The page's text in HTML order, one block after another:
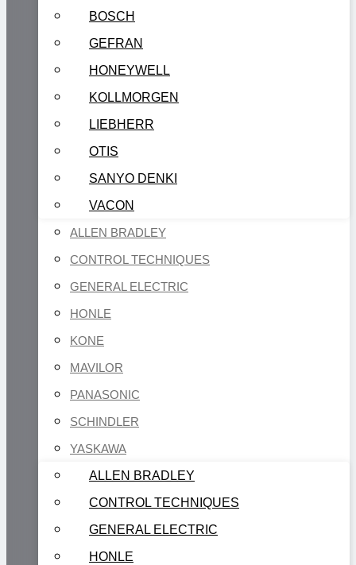
BOSCH
GEFRAN
HONEYWELL
KOLLMORGEN
LIEBHERR
OTIS
SANYO DENKI
VACON
ALLEN BRADLEY
CONTROL TECHNIQUES
GENERAL ELECTRIC
HONLE
KONE
MAVILOR
PANASONIC
SCHINDLER
YASKAWA
ALLEN BRADLEY
CONTROL TECHNIQUES
GENERAL ELECTRIC
HONLE